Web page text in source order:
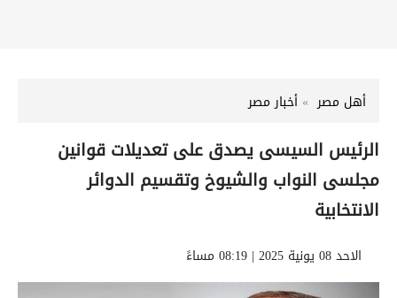
أهل مصر أخبار مصر
الرئيس السيسى يصدق على تعديلات قوانين
مجلسى النواب والشيوخ وتقسيم الدوائر
الانتخابية
الاحد 08 يونية 2025 | 08:19 مساءً